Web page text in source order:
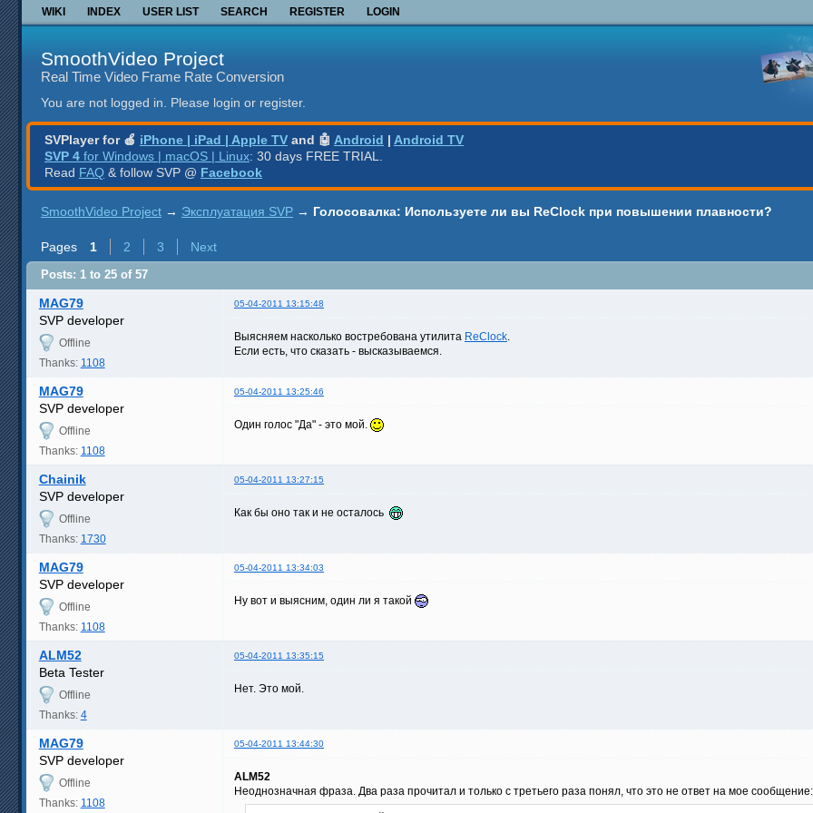
WIKI INDEX USER LIST SEARCH REGISTER LOGIN
SmoothVideo Project
Real Time Video Frame Rate Conversion
You are not logged in. Please login or register.
SVPlayer for 🍎 iPhone | iPad | Apple TV and 🤖 Android | Android TV
SVP 4 for Windows | macOS | Linux: 30 days FREE TRIAL.
Read FAQ & follow SVP @ Facebook
SmoothVideo Project → Эксплуатация SVP → Голосовалка: Используете ли вы ReClock при повышении плавности?
Pages 1 2 3 Next
Posts: 1 to 25 of 57
MAG79 05-04-2011 13:15:48
SVP developer
Offline
Thanks: 1108
Выясняем насколько востребована утилита ReClock.
Если есть, что сказать - высказываемся.
MAG79 05-04-2011 13:25:46
SVP developer
Offline
Thanks: 1108
Один голос "Да" - это мой.
Chainik 05-04-2011 13:27:15
SVP developer
Offline
Thanks: 1730
Как бы оно так и не осталось
MAG79 05-04-2011 13:34:03
SVP developer
Offline
Thanks: 1108
Ну вот и выясним, один ли я такой
ALM52 05-04-2011 13:35:15
Beta Tester
Offline
Thanks: 4
Нет. Это мой.
MAG79 05-04-2011 13:44:30
SVP developer
Offline
Thanks: 1108
ALM52
Неоднозначная фраза. Два раза прочитал и только с третьего раза понял, что это не ответ на мое сообщение: